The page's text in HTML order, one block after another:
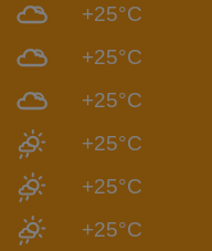
+25°C
+25°C
+25°C
+25°C
+25°C
+25°C